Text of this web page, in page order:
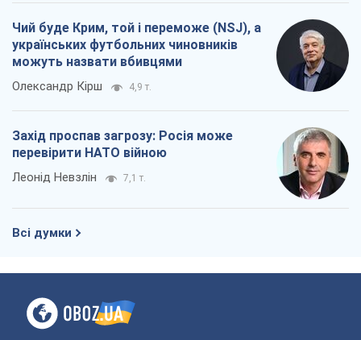
Чий буде Крим, той і переможе (NSJ), а
українських футбольних чиновників
можуть назвати вбивцями
Олександр Кірш 4,9 т.
Захід проспав загрозу: Росія може
перевірити НАТО війною
Леонід Невзлін 7,1 т.
Всі думки